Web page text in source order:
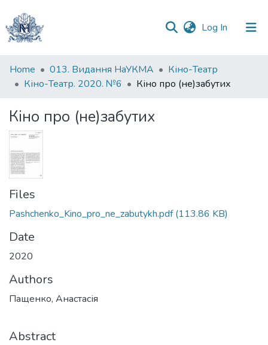
Log In (current)
Communities
&
All of DSpace
Statistics
Home 013. Видання НаУКМА
Кіно-Театр
Кіно-Театр. 2020. №6
Кіно про (не)забутих
Кіно про (не)забутих
Files
Pashchenko_Kino_pro_ne_zabutykh.pdf(113.86 KB)
Date
2020
Authors
Пащенко, Анастасія
Abstract